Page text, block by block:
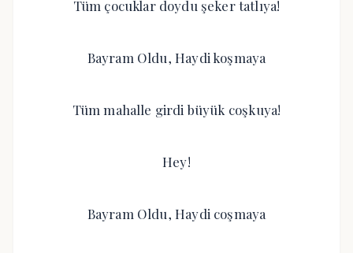
Tüm çocuklar doydu şeker tatlıya!
Bayram Oldu, Haydi koşmaya
Tüm mahalle girdi büyük coşkuya!
Hey!
Bayram Oldu, Haydi coşmaya